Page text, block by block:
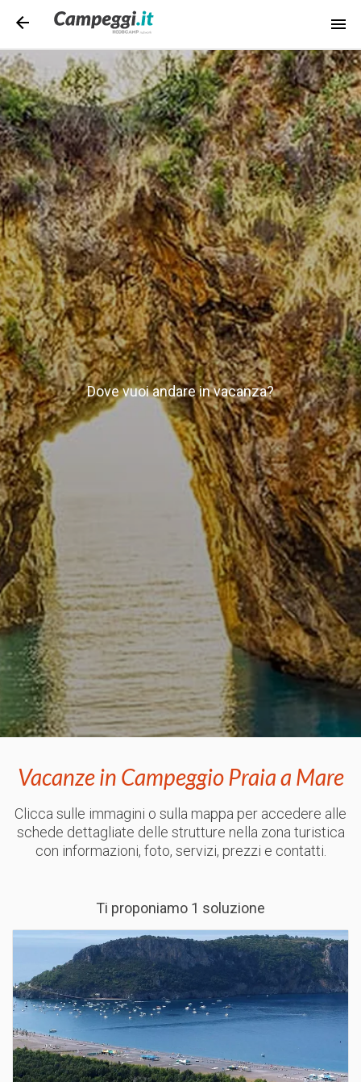
Dove vuoi andare in vacanza?
Vacanze in Campeggio Praia a Mare
Clicca sulle immagini o sulla mappa per accedere alle
schede dettagliate delle strutture nella zona turistica
con informazioni, foto, servizi, prezzi e contatti.
Ti proponiamo 1 soluzione